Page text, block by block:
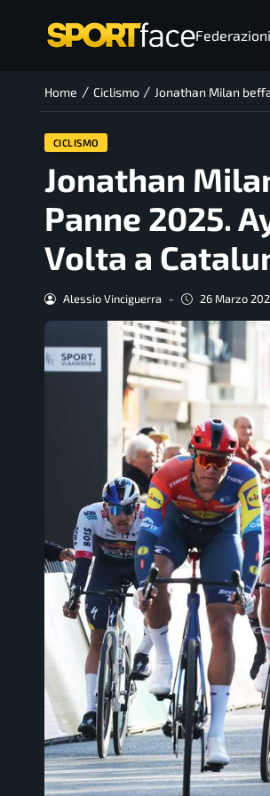
Federazioni
Home / Ciclismo / Jonathan Milan
CICLISMO
Jonathan
Panne 2025.
Volta a
Alessio Vinciguerra - 26 Marzo